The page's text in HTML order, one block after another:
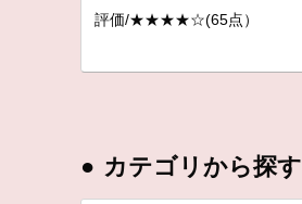
評価/★★★★☆(65点）
● カテゴリから探す